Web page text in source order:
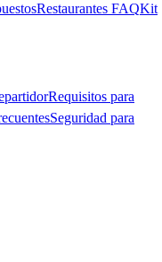
Restaurantes FAQKit
Requisitos para
Seguridad para